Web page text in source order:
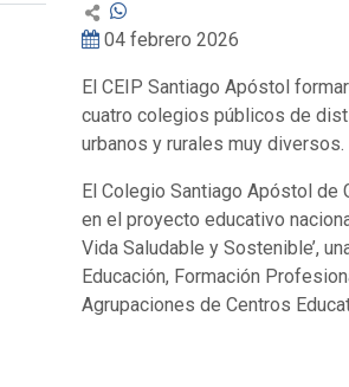
04 febrero 2026
El CEIP Santiago Apóstol
cuatro colegios públicos de
urbanos y rurales muy diversos.
El Colegio Santiago Apóstol de
en el proyecto educativo
Vida Saludable y Sostenible’,
Educación, Formación
Agrupaciones de Centros